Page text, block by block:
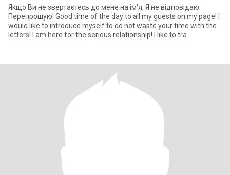
Якщо Ви не звертаєтесь до мене на ім'я, Я не відповідаю.
Перепрошую! Good time of the day to all my guests on my page! I
would like to introduce myself to do not waste your time with the
letters! I am here for the serious relationship! I like to tra